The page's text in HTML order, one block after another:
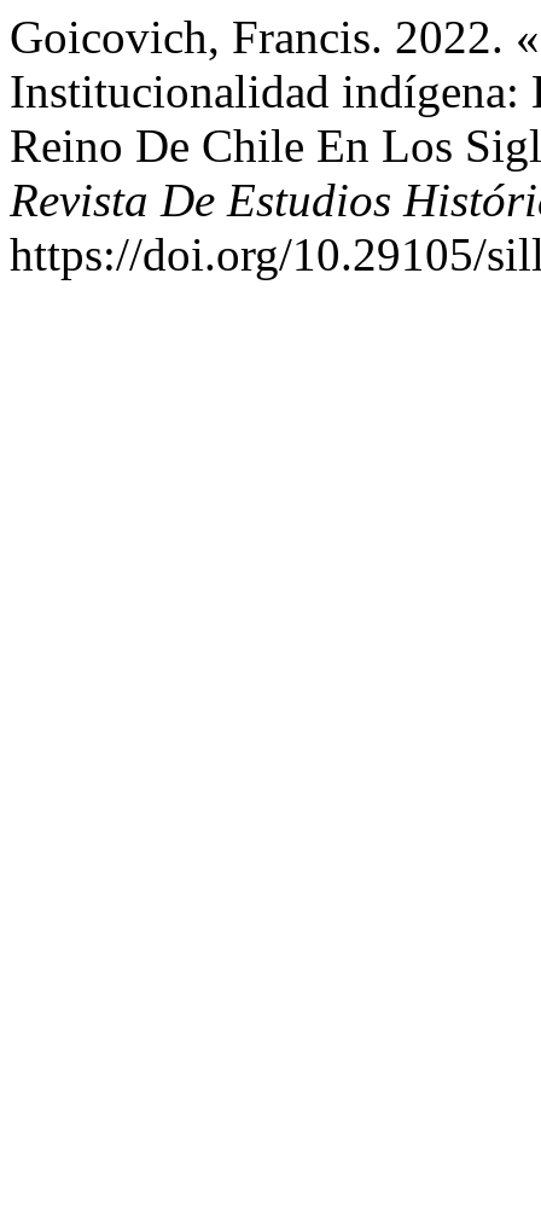
Goicovich, Francis. 2022.
Institucionalidad indígena:
Reino De Chile En Los
Revista De Estudios
https://doi.org/10.29105/